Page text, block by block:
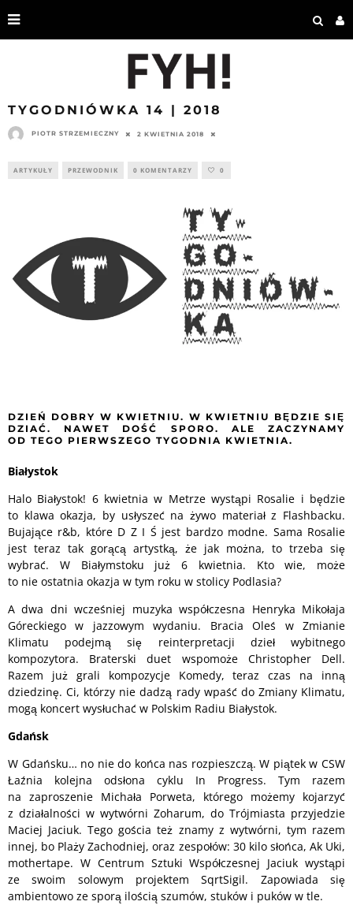
TYGODNIÓWKA 14 | 2018
PIOTR STRZEMIECZNY 2 KWIETNIA 2018
ARTYKUŁY PRZEWODNIK 0 KOMENTARZY 0
DZIEŃ DOBRY W KWIETNIU. W KWIETNIU BĘDZIE SIĘ
DZIAĆ. NAWET DOŚĆ SPORO. ALE ZACZYNAMY
OD TEGO PIERWSZEGO TYGODNIA KWIETNIA.
Białystok
Halo Białystok! 6 kwietnia w Metrze wystąpi Rosalie i będzie
to klawa okazja, by usłyszeć na żywo materiał z Flashbacku.
Bujające r&b, które D Z I Ś jest bardzo modne. Sama Rosalie
jest teraz tak gorącą artystką, że jak można, to trzeba się
wybrać. W Białymstoku już 6 kwietnia. Kto wie, może
to nie ostatnia okazja w tym roku w stolicy Podlasia?
A dwa dni wcześniej muzyka współczesna Henryka Mikołaja
Góreckiego w jazzowym wydaniu. Bracia Oleś w Zmianie
Klimatu podejmą się reinterpretacji dzieł wybitnego
kompozytora. Braterski duet wspomoże Christopher Dell.
Razem już grali kompozycje Komedy, teraz czas na inną
dziedzinę. Ci, którzy nie dadzą rady wpaść do Zmiany Klimatu,
mogą koncert wysłuchać w Polskim Radiu Białystok.
Gdańsk
W Gdańsku… no nie do końca nas rozpieszczą. W piątek w CSW
Łaźnia kolejna odsłona cyklu In Progress. Tym razem
na zaproszenie Michała Porweta, którego możemy kojarzyć
z działalności w wytwórni Zoharum, do Trójmiasta przyjedzie
Maciej Jaciuk. Tego gościa też znamy z wytwórni, tym razem
innej, bo Plaży Zachodniej, oraz zespołów: 30 kilo słońca, Ak Uki,
mothertape. W Centrum Sztuki Współczesnej Jaciuk wystąpi
ze swoim solowym projektem SqrtSigil. Zapowiada się
ambientowo ze sporą ilością szumów, stuków i puków w tle.